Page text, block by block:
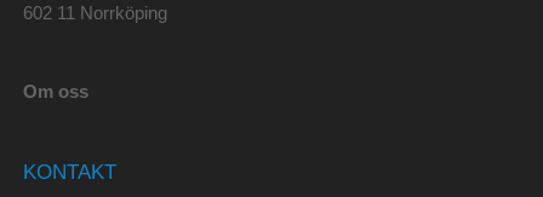
602 11 Norrköping
Om oss
KONTAKT